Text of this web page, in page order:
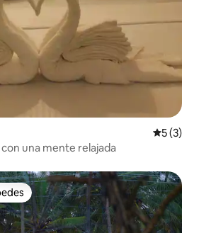
5 (3)
una mente relajada